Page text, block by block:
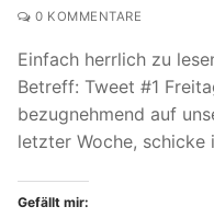
0 KOMMENTARE
Einfach herrlich zu
Betreff: Tweet #1
bezugnehmend auf
letzter Woche,
Gefällt mir: